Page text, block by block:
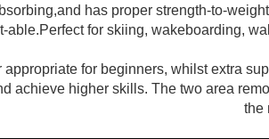
has proper strength-to-
for skiing, wakeboarding,
for beginners, whilst extra
achieve higher skills. The two area
the